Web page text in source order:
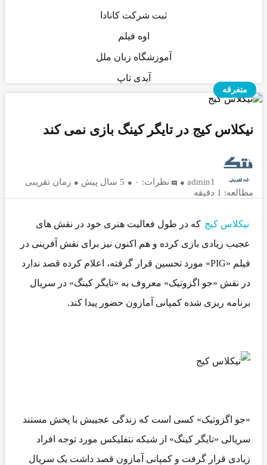
ثبت شرکت کانادا
اوه فیلم
آموزشگاه زبان ملل
آیدی تاپ
کیج در تایگر کینگ بازی نمی کند
admin1 نظرات:۰ 5 سال پیش
زمان تقریبی
1 دقیقه
کیجکه در طول فعالیت هنری خود در نقش های
زیادی بازی کرده و هم اکنون نیز برای نقش آفرینی در
فیلم «PIG» مورد تحسین قرار گرفته، اعلام کرده قصد ندارد
نقش «جو اگزوتیک» معروف به «تایگر کینگ» در سریال
ریزی شده کمپانی آمازون حضور پیدا کند.
اگزوتیک» کسی است که زندگی عجیبش با پخش مستند
«تایگر کینگ» از شبکه نتفلیکس مورد توجه افراد
قرار گرفت و کمپانی آمازون قصد داشت یک سریال